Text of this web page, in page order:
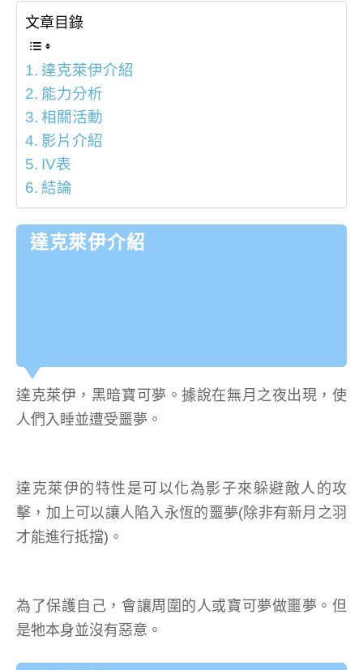
文章目錄
達克萊伊介紹
能力分析
相關活動
影片介紹
IV表
結論
達克萊伊介紹
達克萊伊，黑暗寶可夢。據說在無月之夜出現，使
人們入睡並遭受噩夢。
達克萊伊的特性是可以化為影子來躲避敵人的攻
擊，加上可以讓人陷入永恆的噩夢(除非有新月之羽
才能進行抵擋)。
為了保護自己，會讓周圍的人或寶可夢做噩夢。但
是牠本身並沒有惡意。